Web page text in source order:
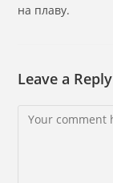
на плаву.
Leave a Reply
Comment